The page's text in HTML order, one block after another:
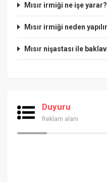
Mısır irmiği ne işe yarar?
Mısır irmiği neden
Mısır nişastası ile
Duyuru
Reklam alanı